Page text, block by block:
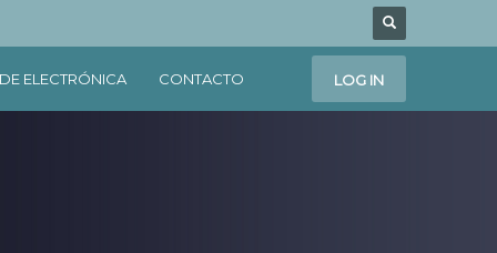
ELECTRÓNICA CONTACTO LOG IN